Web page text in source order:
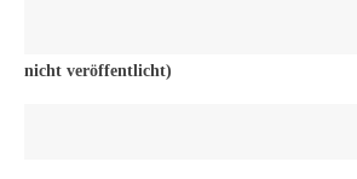
nicht veröffentlicht)